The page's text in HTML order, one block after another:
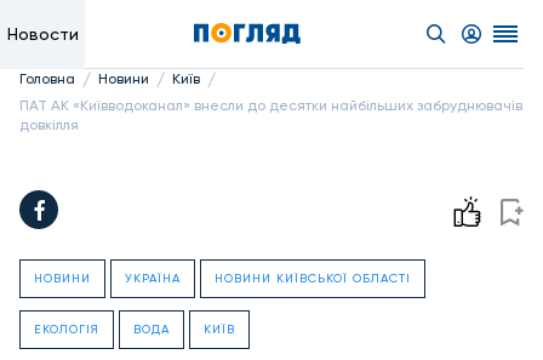
Новости
Головна / Новини / Київ /
ПАТ АК «Київводоканал» внесли до десятки найбільших забруднювачів
довкілля
НОВИНИ УКРАЇНА НОВИНИ КИЇВСЬКОЇ ОБЛАСТІ
ЕКОЛОГІЯ ВОДА КИЇВ